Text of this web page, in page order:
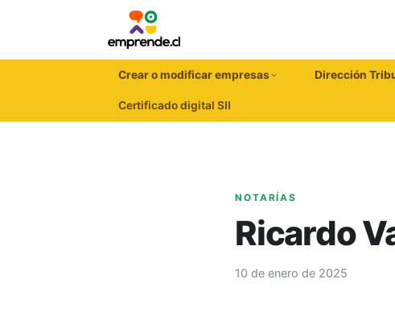
Crear o modificar empresas Dirección
Certificado digital SII
NOTARÍAS
Ricardo
10 de enero de 2025